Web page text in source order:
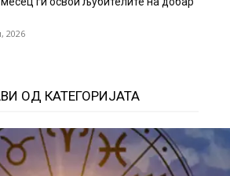
2026
ОД КАТЕГОРИЈАТА